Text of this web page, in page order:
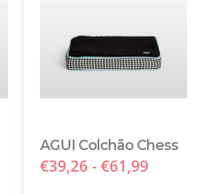
AGUI Colchão Chess
€39,26 - €61,99